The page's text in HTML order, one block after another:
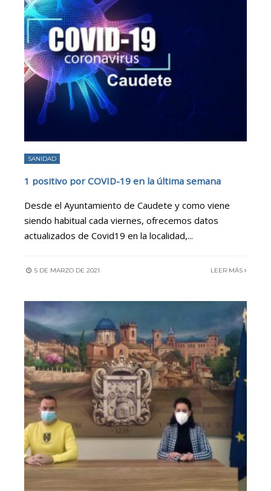
SANIDAD
1 positivo por COVID-19 en la última semana
Desde el Ayuntamiento de Caudete y como viene
siendo habitual cada viernes, ofrecemos datos
actualizados de Covid19 en la localidad,...
5 DE MARZO DE 2021 LEER MÁS